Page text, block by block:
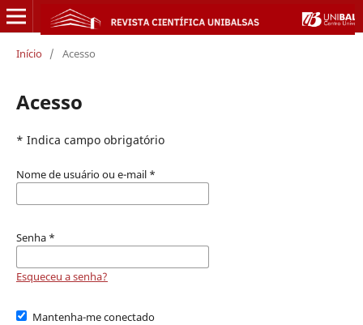
Início / Acesso
Acesso
* Indica campo obrigatório
Nome de usuário ou e-mail *
Senha *
Esqueceu a senha?
Mantenha-me conectado